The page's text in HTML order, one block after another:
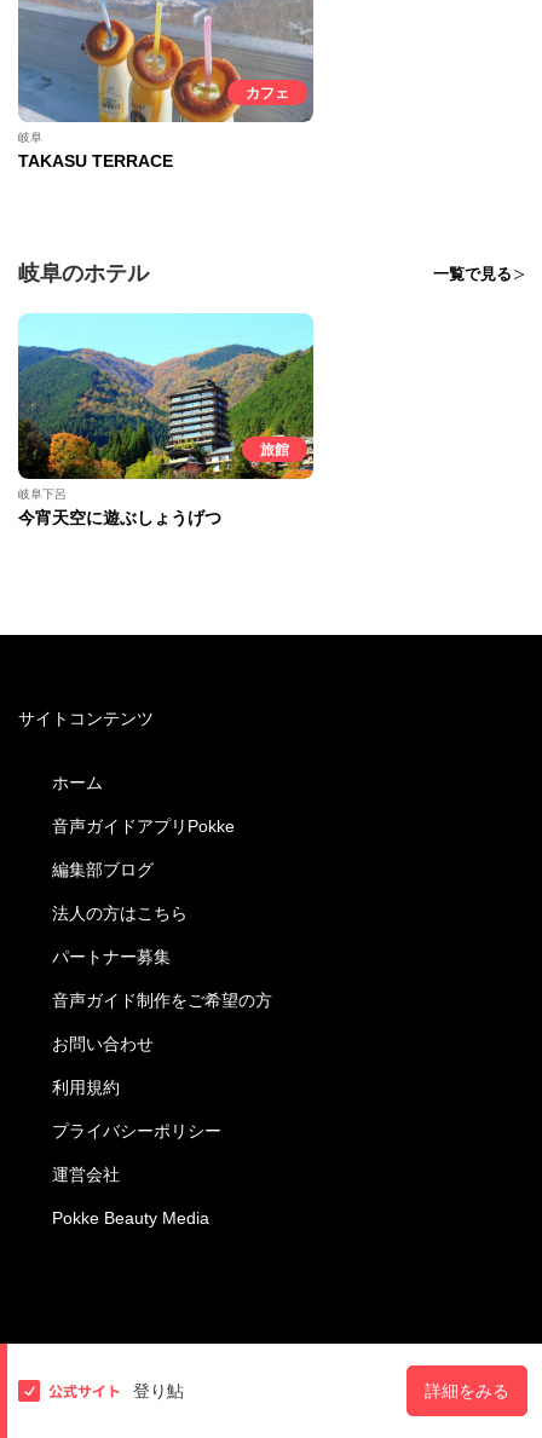
カフェ
岐阜
TAKASU TERRACE
岐阜のホテル 一覧で見る
旅館
岐阜下呂
今宵天空に遊ぶしょうげつ
サイトコンテンツ
ホーム
音声ガイドアプリPokke
編集部ブログ
法人の方はこちら
パートナー募集
音声ガイド制作をご希望の方
お問い合わせ
利用規約
プライバシーポリシー
運営会社
Pokke Beauty Media
チリ
登り鮎 詳細をみる